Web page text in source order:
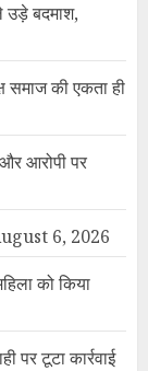
उड़े बदमाश,
समाज की एकता ही
आरोपी पर
6, 2026
को किया
पर टूटा कार्रवाई